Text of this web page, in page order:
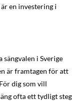
en investering i
sängvalen i Sverige
är framtagen för att
dig som vill
ofta ett tydligt steg